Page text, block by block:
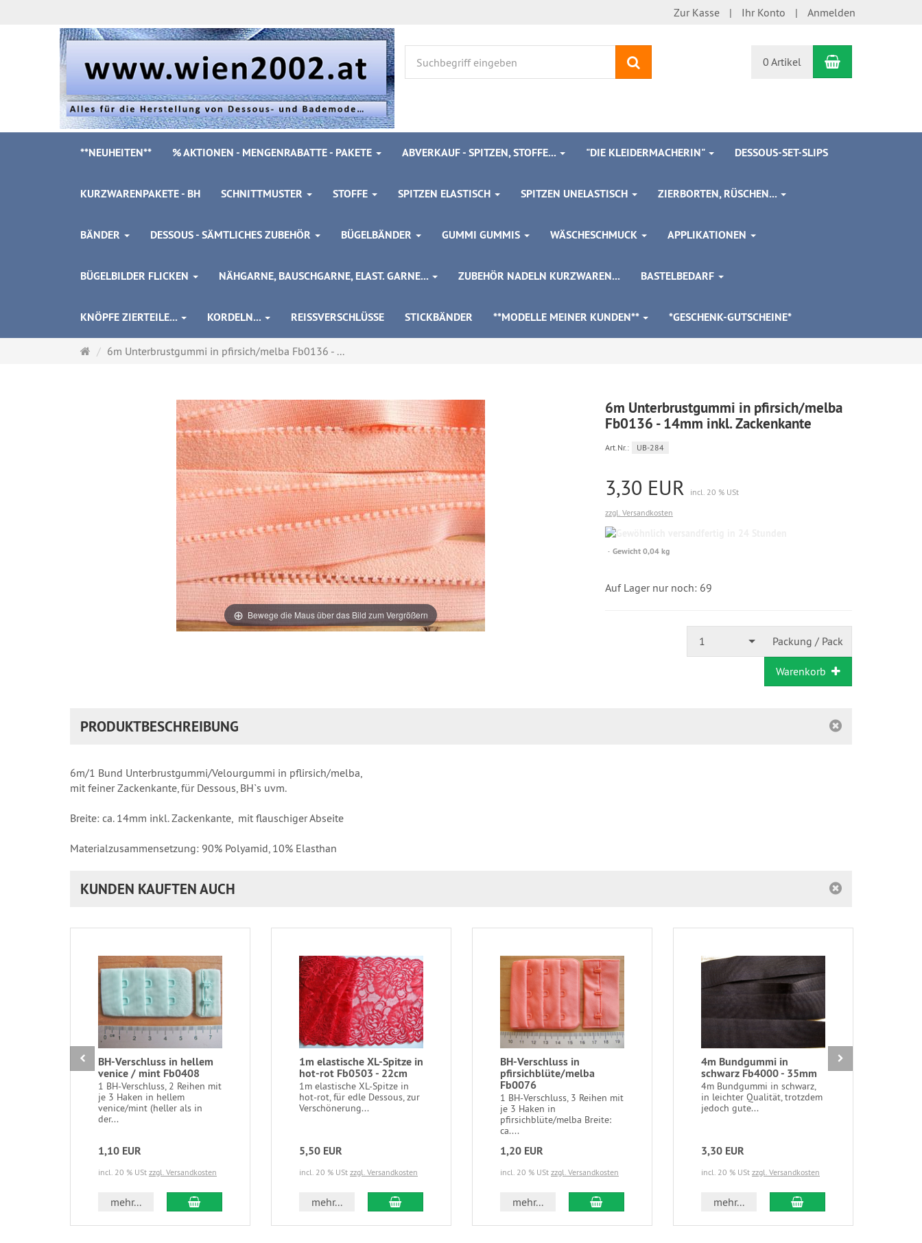
Zur Kasse Ihr Konto Anmelden
0 Artikel Warenkorb
**NEUHEITEN** % AKTIONEN - MENGENRABATTE - PAKETE ABVERKAUF - SPITZEN, STOFFE... "DIE KLEIDERMACHERIN" DESSOUS-SET-SLIPS
KURZWARENPAKETE - BH SCHNITTMUSTER STOFFE SPITZEN ELASTISCH SPITZEN UNELASTISCH ZIERBORTEN, RÜSCHEN...
BÄNDER DESSOUS - SÄMTLICHES ZUBEHÖR BÜGELBÄNDER GUMMI GUMMIS WÄSCHESCHMUCK APPLIKATIONEN
BÜGELBILDER FLICKEN NÄHGARNE, BAUSCHGARNE, ELAST. GARNE... ZUBEHÖR NADELN KURZWAREN... BASTELBEDARF
KNÖPFE ZIERTEILE... KORDELN... REISSVERSCHLÜSSE STICKBÄNDER **MODELLE MEINER KUNDEN** *GESCHENK-GUTSCHEINE*
Startseite
6m Unterbrustgummi in pfirsich/melba Fb0136 - ...
Bewege die Maus über das Bild zum Vergrößern
6m Unterbrustgummi in pfirsich/melba
Fb0136 - 14mm inkl. Zackenkante
Art.Nr.: UB-284
3,30 EUR
incl. 20 % USt
zzgl. Versandkosten
Gewicht 0,04 kg
Auf Lager nur noch: 69
1 Packung / Pack
Warenkorb
PRODUKTBESCHREIBUNG
6m/1 Bund Unterbrustgummi/Velourgummi in pflirsich/melba,
mit feiner Zackenkante, für Dessous, BH`s uvm.
Breite: ca. 14mm inkl. Zackenkante, mit flauschiger Abseite
Materialzusammensetzung: 90% Polyamid, 10% Elasthan
KUNDEN KAUFTEN AUCH
BH-Verschluss in hellem
venice / mint Fb0408
1 BH-Verschluss, 2 Reihen mit
je 3 Haken in hellem
venice/mint (heller als in
der...
1,10 EUR
incl. 20 % USt zzgl. Versandkosten
mehr... In den Warenkorb
1m elastische XL-Spitze in
hot-rot Fb0503 - 22cm
1m elastische XL-Spitze in
hot-rot, für edle Dessous, zur
Verschönerung...
5,50 EUR
incl. 20 % USt zzgl. Versandkosten
mehr... In den Warenkorb
BH-Verschluss in
pfirsichblüte/melba
Fb0076
1 BH-Verschluss, 3 Reihen mit
je 3 Haken in
pfirsichblüte/melba Breite:
ca....
1,20 EUR
incl. 20 % USt zzgl. Versandkosten
mehr... In den Warenkorb
4m Bundgummi in
schwarz Fb4000 - 35mm
4m Bundgummi in schwarz,
in leichter Qualität, trotzdem
jedoch gute...
3,30 EUR
incl. 20 % USt zzgl. Versandkosten
mehr... In den Warenkorb